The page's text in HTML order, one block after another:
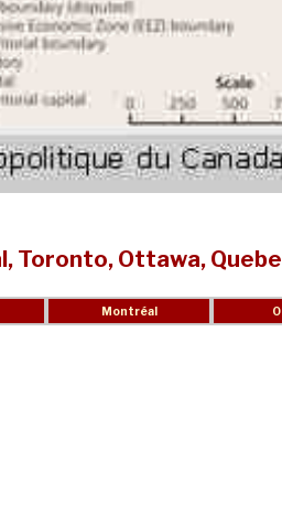
Toronto, Ottawa,